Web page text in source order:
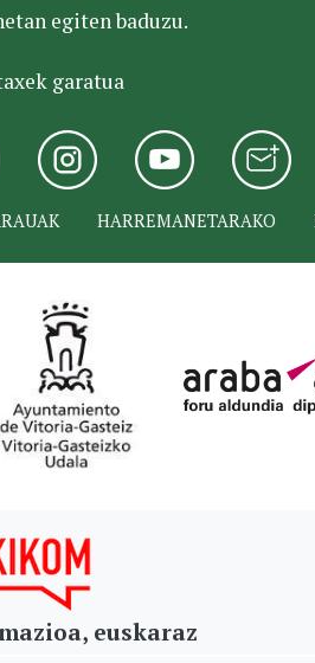
egiten baduzu.
garatua
HARREMANETARAKO
euskaraz